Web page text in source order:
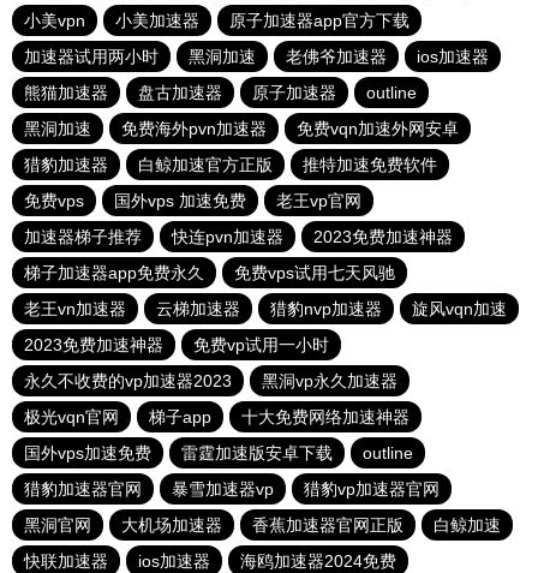
小美vpn
小美加速器
原子加速器app官方下载
加速器试用两小时
黑洞加速 老佛爷加速器
ios加速器
熊猫加速器
盘古加速器 原子加速器
outline
黑洞加速
免费海外pvn加速器
免费vqn加速外网安卓
猎豹加速器
白鲸加速官方正版
推特加速免费软件
免费vps
国外vps 加速免费
老王vp官网
加速器梯子推荐
快连pvn加速器
2023免费加速神器
梯子加速器app免费永久
免费vps试用七天风驰
老王vn加速器
云梯加速器 猎豹nvp加速器
旋风vqn加速
2023免费加速神器
免费vp试用一小时
永久不收费的vp加速器2023
黑洞vp永久加速器
极光vqn官网
梯子app
十大免费网络加速神器
国外vps加速免费
雷霆加速版安卓下载
outline
猎豹加速器官网
暴雪加速器vp
猎豹vp加速器官网
黑洞官网
大机场加速器 香蕉加速器官网正版
白鲸加速
快联加速器
ios加速器 海鸥加速器2024免费